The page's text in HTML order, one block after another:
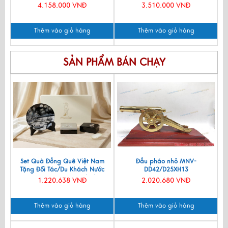
TSM6129-31
4.158.000 VNĐ
Thêm vào giỏ hàng
3.510.000 VNĐ
Thêm vào giỏ hàng
SẢN PHẨM BÁN CHẠY
Set Quà Đồng Quê Việt Nam
Tặng Đối Tác/Du Khách Nước
Ngoài - Đĩa Sơn Mài/ Hộp
Namecard & Đế Lót Ly Sơn Mài
1.220.638 VNĐ
Thêm vào giỏ hàng
Đầu pháo nhỏ MNV-
DD42/D25XH13
2.020.680 VNĐ
Thêm vào giỏ hàng